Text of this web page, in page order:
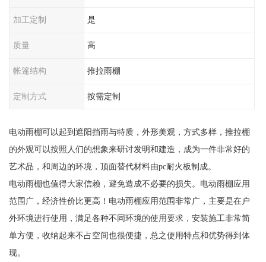
加工定制 是
质量 高
帐篷结构 推拉雨棚
定制方式 按需定制
电动雨棚可以起到遮阳挡雨与特质，外形美观，方式多样，推拉棚
的外观可以按照人们的想象来研讨发明和建造，成为一件非常好的
艺术品，和周边的环境，顶面替代材料由pc耐火板制成。
电动雨棚也值得大家信赖，避免造成不必要的损失。电动雨棚应用
范围广，经济性价比更高！电动雨棚应用范围非常广，主要是在户
外环境进行使用，满足各种不同环境的使用要求，安装施工非常简
单方便，收纳起来不占空间也很便捷，总之使用特点和优势得到体
现。